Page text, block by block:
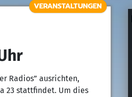
VERANSTALTUNGEN
Radios” ausrichten,
23 stattfindet. Um dies